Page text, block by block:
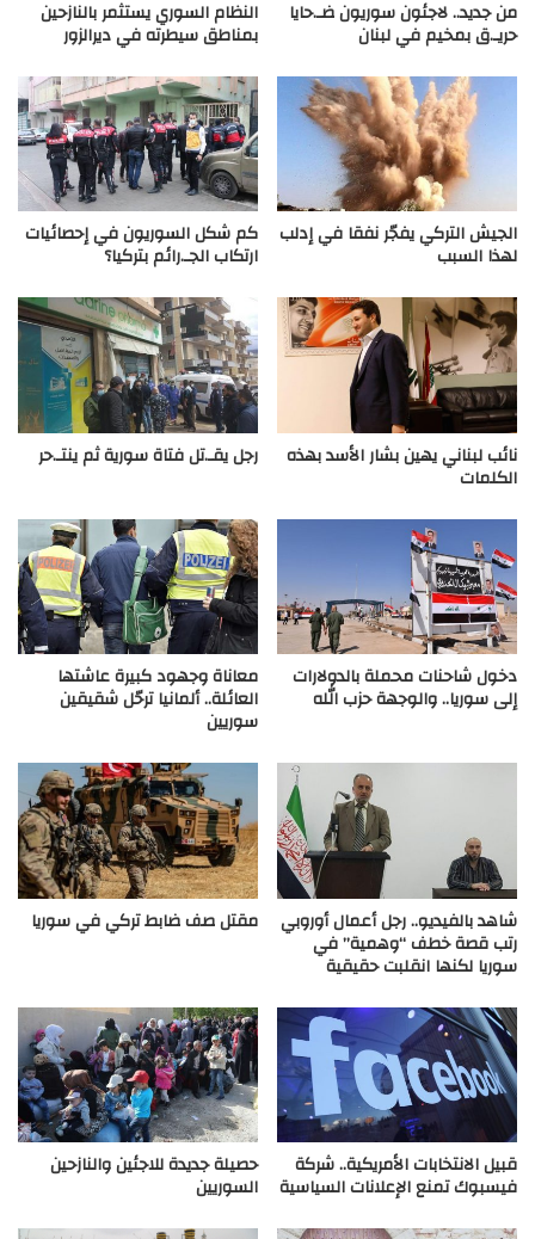
من جديد.. لاجئون سوريون ضـ.حايا
حريـ.ق بمخيم في لبنان
النظام السوري يستثمر بالنازحين
بمناطق سيطرته في ديرالزور
الجيش التركي يفجّر نفقا في إدلب
لهذا السبب
كم شكل السوريون في إحصائيات
ارتكاب الجـ.رائم بتركيا؟
نائب لبناني يهين بشار الأسد بهذه
الكلمات
رجل يقـ.تل فتاة سورية ثم ينتـ.حر
دخول شاحنات محملة بالدولارات
إلى سوريا.. والوجهة حزب الله
معاناة وجهود كبيرة عاشتها
العائلة.. ألمانيا ترحّل شقيقين
سوريين
شاهد بالفيديو.. رجل أعمال أوروبي
رتب قصة خطف “وهمية” في
سوريا لكنها انقلبت حقيقية
مقتل صف ضابط تركي في سوريا
قبيل الانتخابات الأمريكية.. شركة
فيسبوك تمنع الإعلانات السياسية
حصيلة جديدة للاجئين والنازحين
السوريين